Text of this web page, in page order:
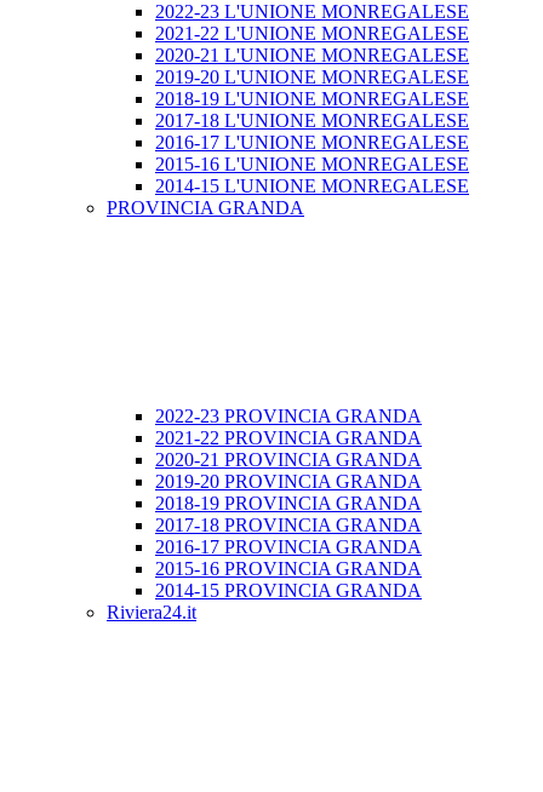
2022-23 L'UNIONE MONREGALESE
2021-22 L'UNIONE MONREGALESE
2020-21 L'UNIONE MONREGALESE
2019-20 L'UNIONE MONREGALESE
2018-19 L'UNIONE MONREGALESE
2017-18 L'UNIONE MONREGALESE
2016-17 L'UNIONE MONREGALESE
2015-16 L'UNIONE MONREGALESE
2014-15 L'UNIONE MONREGALESE
PROVINCIA GRANDA
2022-23 PROVINCIA GRANDA
2021-22 PROVINCIA GRANDA
2020-21 PROVINCIA GRANDA
2019-20 PROVINCIA GRANDA
2018-19 PROVINCIA GRANDA
2017-18 PROVINCIA GRANDA
2016-17 PROVINCIA GRANDA
2015-16 PROVINCIA GRANDA
2014-15 PROVINCIA GRANDA
Riviera24.it